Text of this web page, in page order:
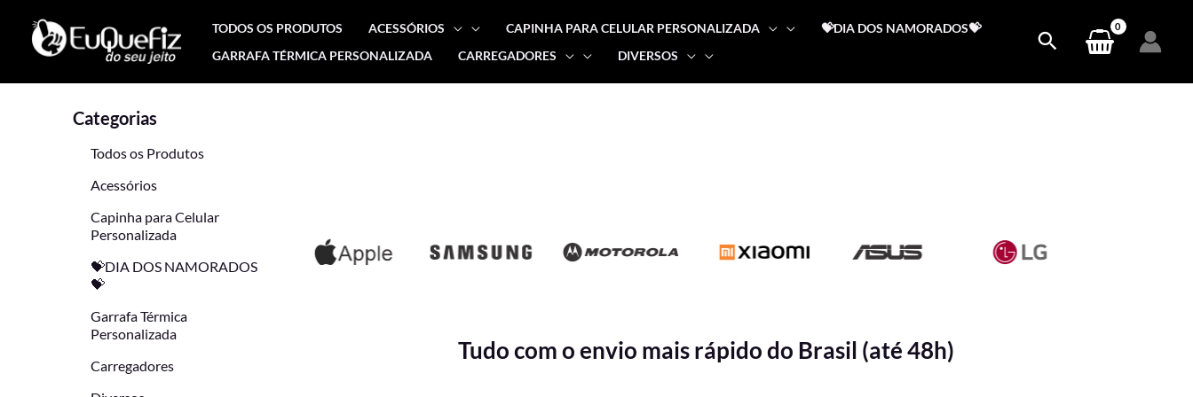
conteúdo
TODOS OS PRODUTOS ACESSÓRIOS CAPINHA PARA CELULAR PERSONALIZADA
💝DIA DOS NAMORADOS💝
GARRAFA TÉRMICA PERSONALIZADA
CARREGADORES DIVERSOS
Categorias
Todos os Produtos
Acessórios
Capinha para Celular
Personalizada
💝DIA DOS NAMORADOS
💝
Garrafa Térmica
Personalizada
Carregadores
Tudo com o envio mais rápido do Brasil (até 48h)